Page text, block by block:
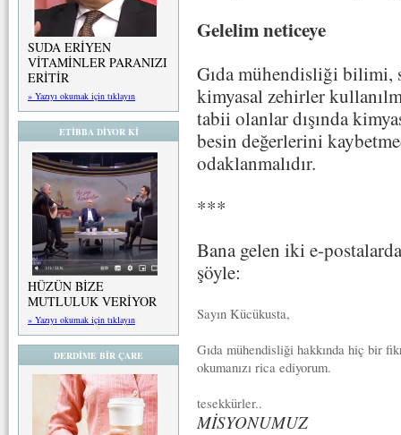
SUDA ERİYEN
VİTAMİNLER PARANIZI
ERİTİR
» Yazıyı okumak için tıklayın
ETİBBA DİYOR Kİ
HÜZÜN BİZE
MUTLULUK VERİYOR
» Yazıyı okumak için tıklayın
DERDİME BİR ÇARE
Gelelim neticeye
Gıda mühendisliği bilimi,
kimyasal zehirler
tabii olanlar dışında
besin değerlerini
odaklanmalıdır.
***
Bana gelen iki e-
şöyle:
Sayın Kücükusta,
Gıda mühendisliği hakkında hiç bir
okumanızı rica ediyorum.
tesekkürler..
MİSYONUMUZ